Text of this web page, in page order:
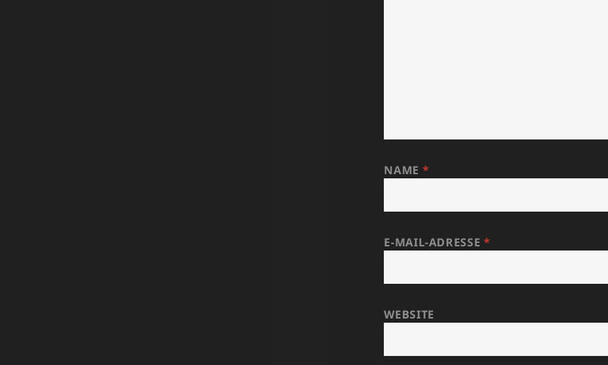
NAME *
E-MAIL-ADRESSE *
WEBSITE